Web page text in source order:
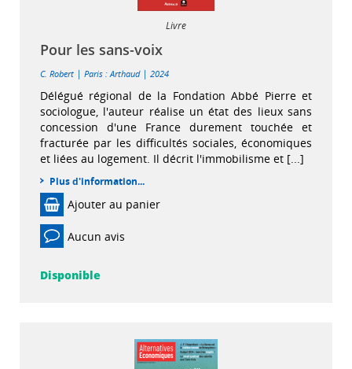
Livre
Pour les sans-voix
C. Robert | Paris : Arthaud| 2024
Délégué régional de la Fondation Abbé Pierre et
sociologue, l'auteur réalise un état des lieux sans
concession d'une France durement touchée et
fracturée par les difficultés sociales, économiques
et liées au logement. Il décrit l'immobilisme et [...]
Plus d'information...
Ajouter au panier
Aucun avis
Disponible